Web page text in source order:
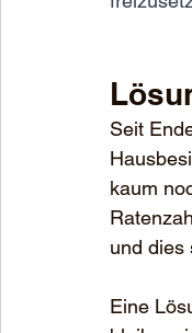
Seit
kaum
und dies
Eine